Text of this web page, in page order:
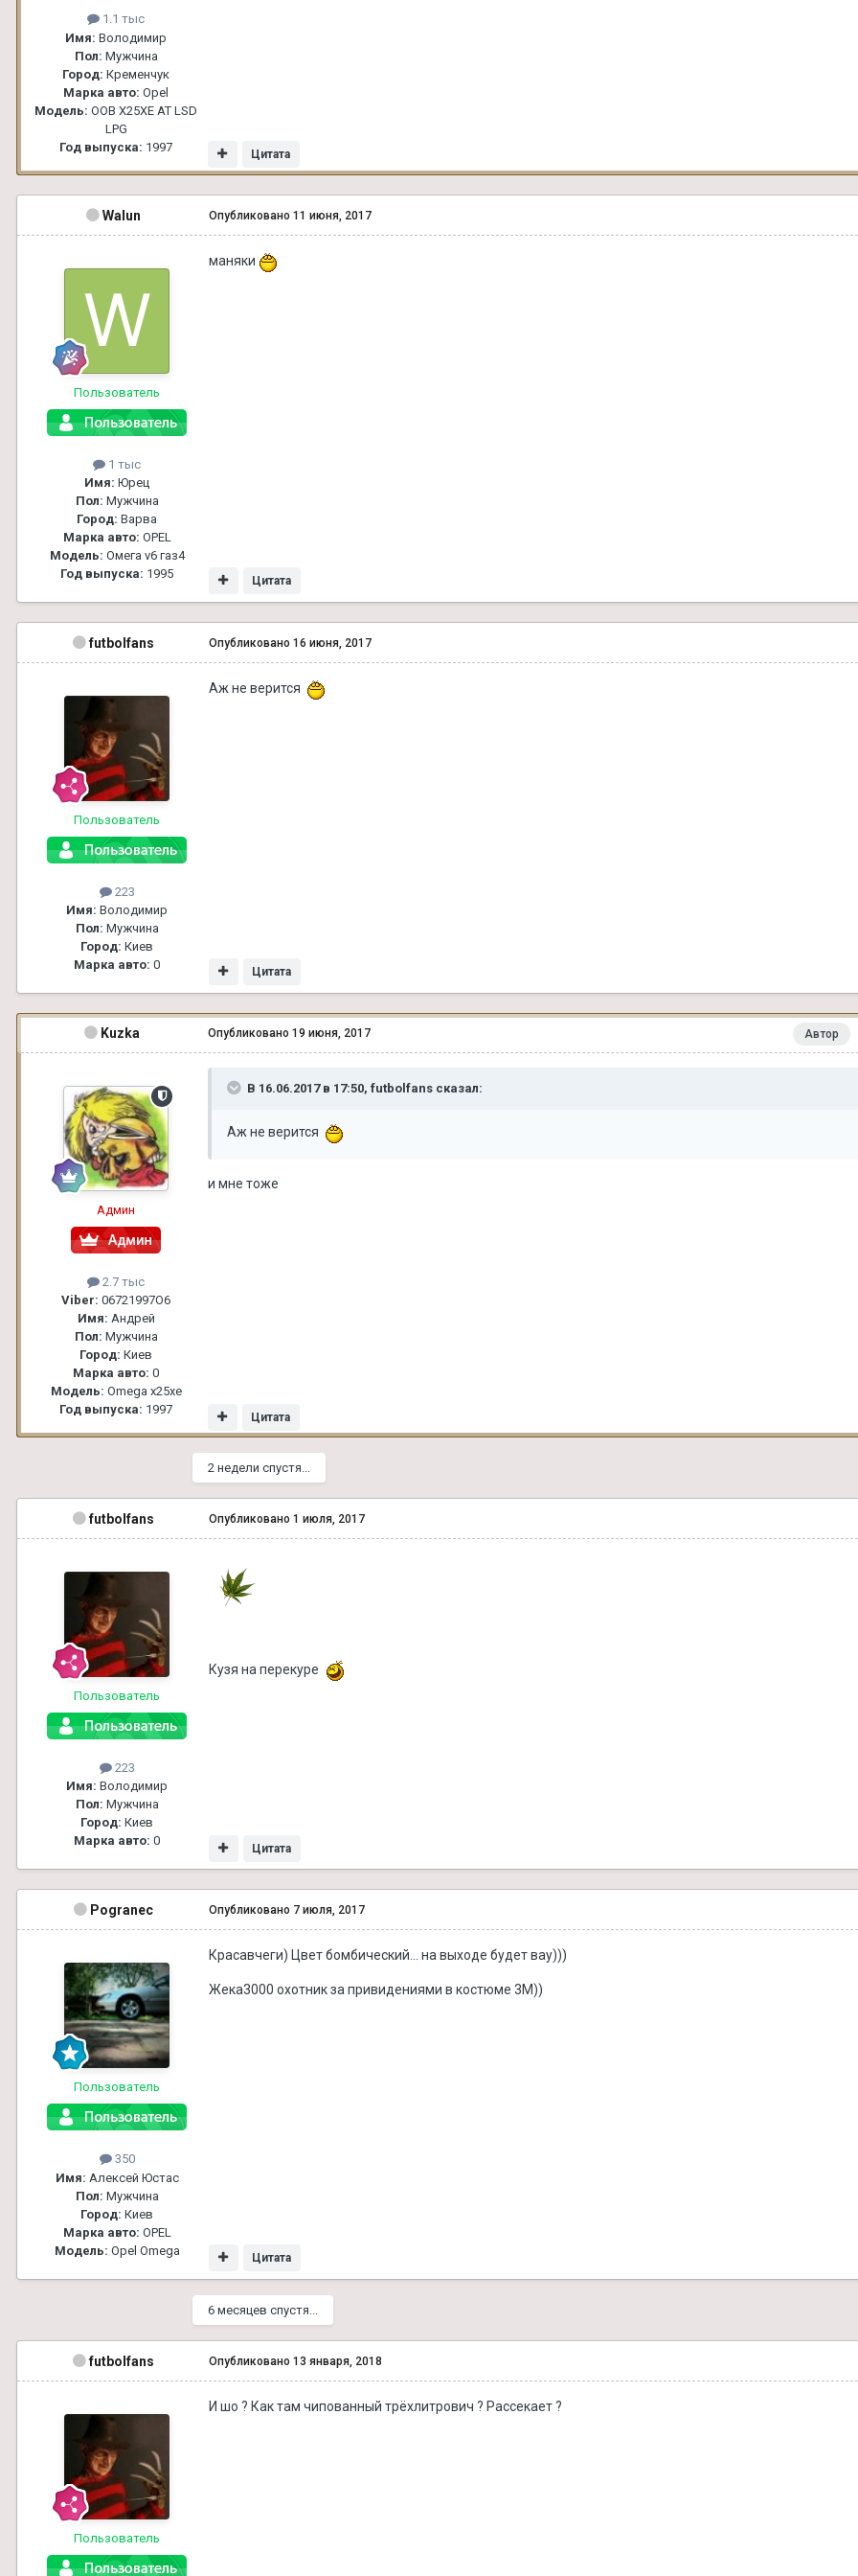
1.1 тыс
Имя: Володимир
Пол: Мужчина
Город: Кременчук
Марка авто: Opel
Модель: OOВ X25XE АТ LSD
LPG
Год выпуска: 1997
Цитата
Walun
Пользователь
1 тыс
Имя: Юрец
Пол: Мужчина
Город: Варва
Марка авто: OPEL
Модель: Омега v6 газ4
Год выпуска: 1995
Опубликовано 11 июня, 2017
маняки
Цитата
futbolfans
Пользователь
223
Имя: Володимир
Пол: Мужчина
Город: Киев
Марка авто: 0
Опубликовано 16 июня, 2017
Аж не верится
Цитата
Kuzka
Админ
2.7 тыс
Viber: 06721997О6
Имя: Андрей
Пол: Мужчина
Город: Киев
Марка авто: 0
Модель: Omega x25xe
Год выпуска: 1997
Автор
Опубликовано 19 июня, 2017
В 16.06.2017 в 17:50, futbolfans сказал:
Аж не верится
и мне тоже
Цитата
2 недели спустя...
futbolfans
Пользователь
223
Имя: Володимир
Пол: Мужчина
Город: Киев
Марка авто: 0
Опубликовано 1 июля, 2017
Кузя на перекуре
Цитата
Pogranec
Пользователь
350
Имя: Алексей Юстас
Пол: Мужчина
Город: Киев
Марка авто: OPEL
Модель: Opel Omega
Опубликовано 7 июля, 2017
Красавчеги) Цвет бомбический... на выходе будет вау)))
Жека3000 охотник за привидениями в костюме 3М))
Цитата
6 месяцев спустя...
futbolfans
Пользователь
Опубликовано 13 января, 2018
И шо ? Как там чипованный трёхлитрович ? Рассекает ?